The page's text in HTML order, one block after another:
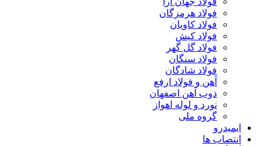
فولاد هرمزگان
فولاد کاویان
فولاد کیش
فولاد گل گهر
فولاد سنگان
فولاد شادگان
آهن و فولاد ارفع
ذوب آهن اصفهان
نورد و لوله اهواز
گروه ملی
ایمیدرو
انتصاب ها